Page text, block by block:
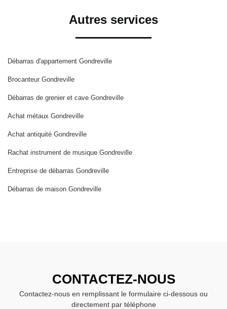
Autres services
Débarras d'appartement Gondreville
Brocanteur Gondreville
Débarras de grenier et cave Gondreville
Achat métaux Gondreville
Achat antiquité Gondreville
Rachat instrument de musique Gondreville
Entreprise de débarras Gondreville
Débarras de maison Gondreville
CONTACTEZ-NOUS
Contactez-nous en remplissant le formulaire ci-dessous ou
directement par téléphone